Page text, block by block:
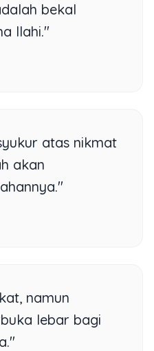
bekal
Ilahi."
atas nikmat
akan
namun
lebar bagi